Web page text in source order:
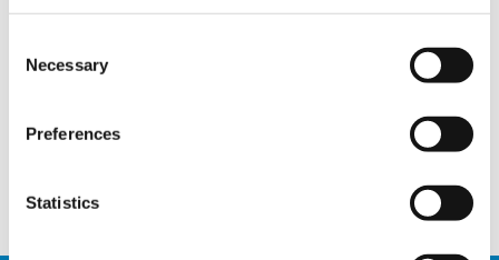
Selection
Necessary
Preferences
Statistics